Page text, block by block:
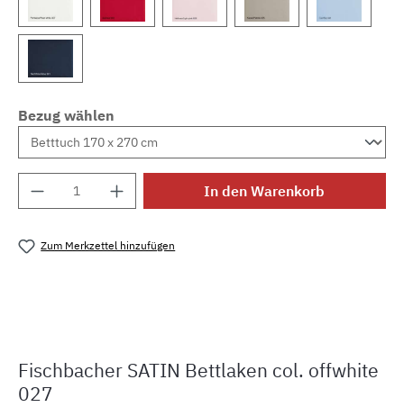
Bezug wählen
Produkt Anzahl: Gib den gewünschten
In den Warenkorb
Zum Merkzettel hinzufügen
Fischbacher SATIN Bettlaken col. offwhite
027